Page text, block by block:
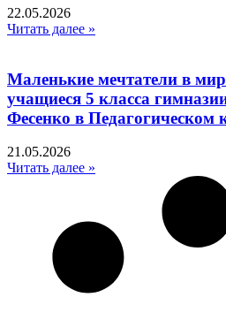
22.05.2026
Читать далее »
Маленькие мечтатели в
учащиеся 5 класса
Фесенко в Педагогическом
21.05.2026
Читать далее »